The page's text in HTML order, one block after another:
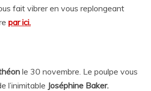
fait vibrer en vous replongeant
par ici.
le 30 novembre. Le poulpe vous
l’inimitable Joséphine Baker.